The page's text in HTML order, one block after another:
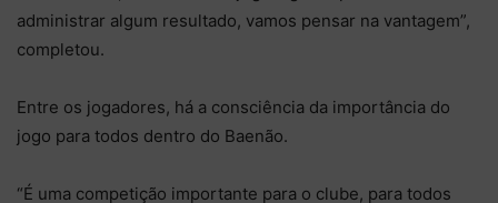
administrar algum resultado, vamos pensar na vantagem”,
completou.
Entre os jogadores, há a consciência da importância do
jogo para todos dentro do Baenão.
“É uma competição importante para o clube, para todos